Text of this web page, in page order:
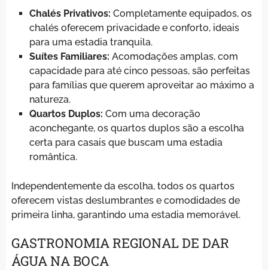
Chalés Privativos: Completamente equipados, os
chalés oferecem privacidade e conforto, ideais
para uma estadia tranquila.
Suítes Familiares: Acomodações amplas, com
capacidade para até cinco pessoas, são perfeitas
para famílias que querem aproveitar ao máximo a
natureza.
Quartos Duplos: Com uma decoração
aconchegante, os quartos duplos são a escolha
certa para casais que buscam uma estadia
romântica.
Independentemente da escolha, todos os quartos
oferecem vistas deslumbrantes e comodidades de
primeira linha, garantindo uma estadia memorável.
GASTRONOMIA REGIONAL DE DAR
ÁGUA NA BOCA